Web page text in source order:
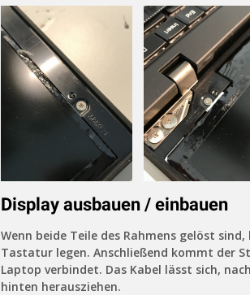
Display ausbauen / einbauen
Wenn beide Teile des Rahmens gelöst
Tastatur legen. Anschließend kommt der
Laptop verbindet. Das Kabel lässt sich,
hinten herausziehen.